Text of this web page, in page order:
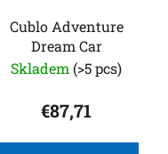
Cublo Adventure
Dream Car
Skladem (>5 pcs)
€87,71